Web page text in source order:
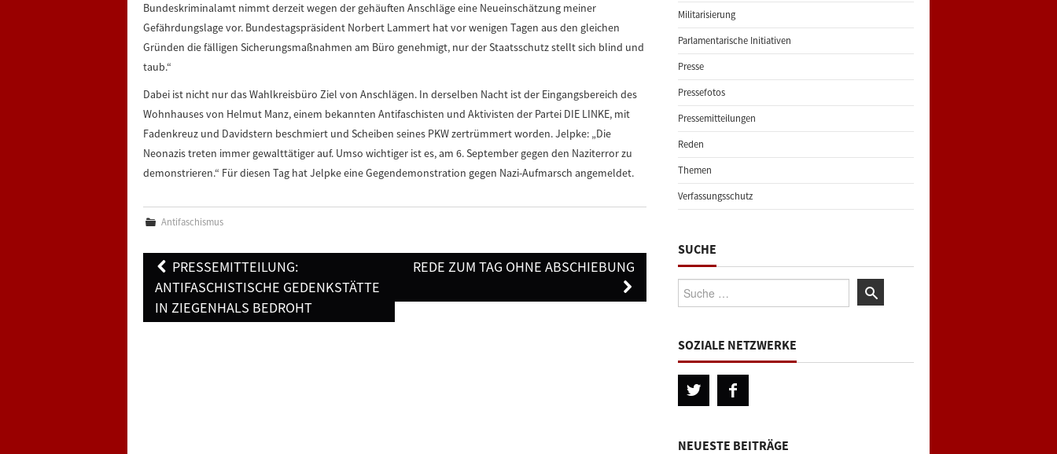
Bundeskriminalamt nimmt derzeit wegen der gehäuften Anschläge eine Neueinschätzung meiner
Gefährdungslage vor. Bundestagspräsident Norbert Lammert hat vor wenigen Tagen aus den gleichen
Gründen die fälligen Sicherungsmaßnahmen am Büro genehmigt, nur der Staatsschutz stellt sich blind und
taub.“
Dabei ist nicht nur das Wahlkreisbüro Ziel von Anschlägen. In derselben Nacht ist der Eingangsbereich des
Wohnhauses von Helmut Manz, einem bekannten Antifaschisten und Aktivisten der Partei DIE LINKE, mit
Fadenkreuz und Davidstern beschmiert und Scheiben seines PKW zertrümmert worden. Jelpke: „Die
Neonazis treten immer gewalttätiger auf. Umso wichtiger ist es, am 6. September gegen den Naziterror zu
demonstrieren.“ Für diesen Tag hat Jelpke eine Gegendemonstration gegen Nazi-Aufmarsch angemeldet.
Antifaschismus
Post
navigation
PRESSEMITTEILUNG:
ANTIFASCHISTISCHE GEDENKSTÄTTE
IN ZIEGENHALS BEDROHT
REDE ZUM TAG OHNE ABSCHIEBUNG
Militarisierung
Parlamentarische Initiativen
Presse
Pressefotos
Pressemitteilungen
Reden
Themen
Verfassungsschutz
SUCHE
Suche:
SOZIALE NETZWERKE
NEUESTE BEITRÄGE